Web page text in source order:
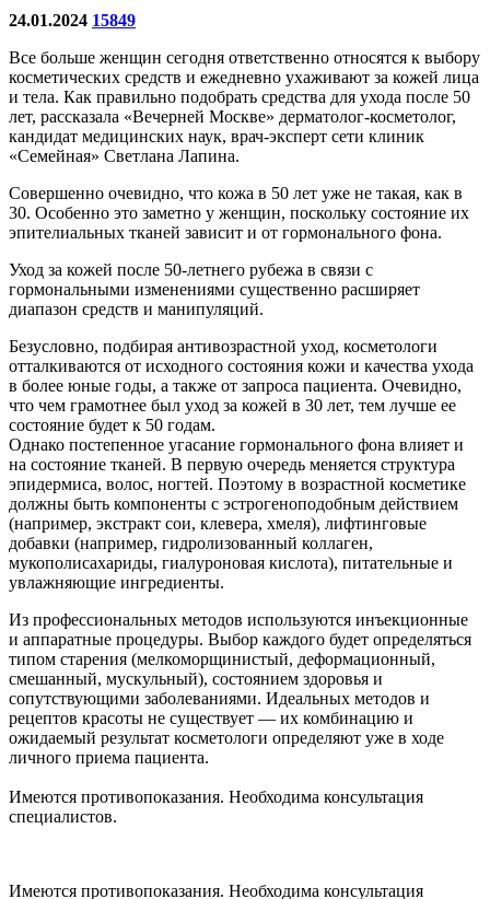
24.01.2024 15849
Все больше женщин сегодня ответственно относятся к выбору
косметических средств и ежедневно ухаживают за кожей лица
и тела. Как правильно подобрать средства для ухода после 50
лет, рассказала «Вечерней Москве» дерматолог-косметолог,
кандидат медицинских наук, врач-эксперт сети клиник
«Семейная» Светлана Лапина.
Совершенно очевидно, что кожа в 50 лет уже не такая, как в
30. Особенно это заметно у женщин, поскольку состояние их
эпителиальных тканей зависит и от гормонального фона.
Уход за кожей после 50-летнего рубежа в связи с
гормональными изменениями существенно расширяет
диапазон средств и манипуляций.
Безусловно, подбирая антивозрастной уход, косметологи
отталкиваются от исходного состояния кожи и качества ухода
в более юные годы, а также от запроса пациента. Очевидно,
что чем грамотнее был уход за кожей в 30 лет, тем лучше ее
состояние будет к 50 годам.
Однако постепенное угасание гормонального фона влияет и
на состояние тканей. В первую очередь меняется структура
эпидермиса, волос, ногтей. Поэтому в возрастной косметике
должны быть компоненты с эстрогеноподобным действием
(например, экстракт сои, клевера, хмеля), лифтинговые
добавки (например, гидролизованный коллаген,
мукополисахариды, гиалуроновая кислота), питательные и
увлажняющие ингредиенты.
Из профессиональных методов используются инъекционные
и аппаратные процедуры. Выбор каждого будет определяться
типом старения (мелкоморщинистый, деформационный,
смешанный, мускульный), состоянием здоровья и
сопутствующими заболеваниями. Идеальных методов и
рецептов красоты не существует — их комбинацию и
ожидаемый результат косметологи определяют уже в ходе
личного приема пациента.
Имеются противопоказания. Необходима консультация
специалистов.
Имеются противопоказания. Необходима консультация